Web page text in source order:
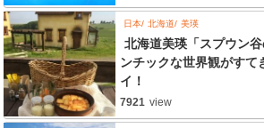
日本 北海道 美瑛
北海道美瑛「スプウン
ンチックな世界観がすて
イ！
7921 view